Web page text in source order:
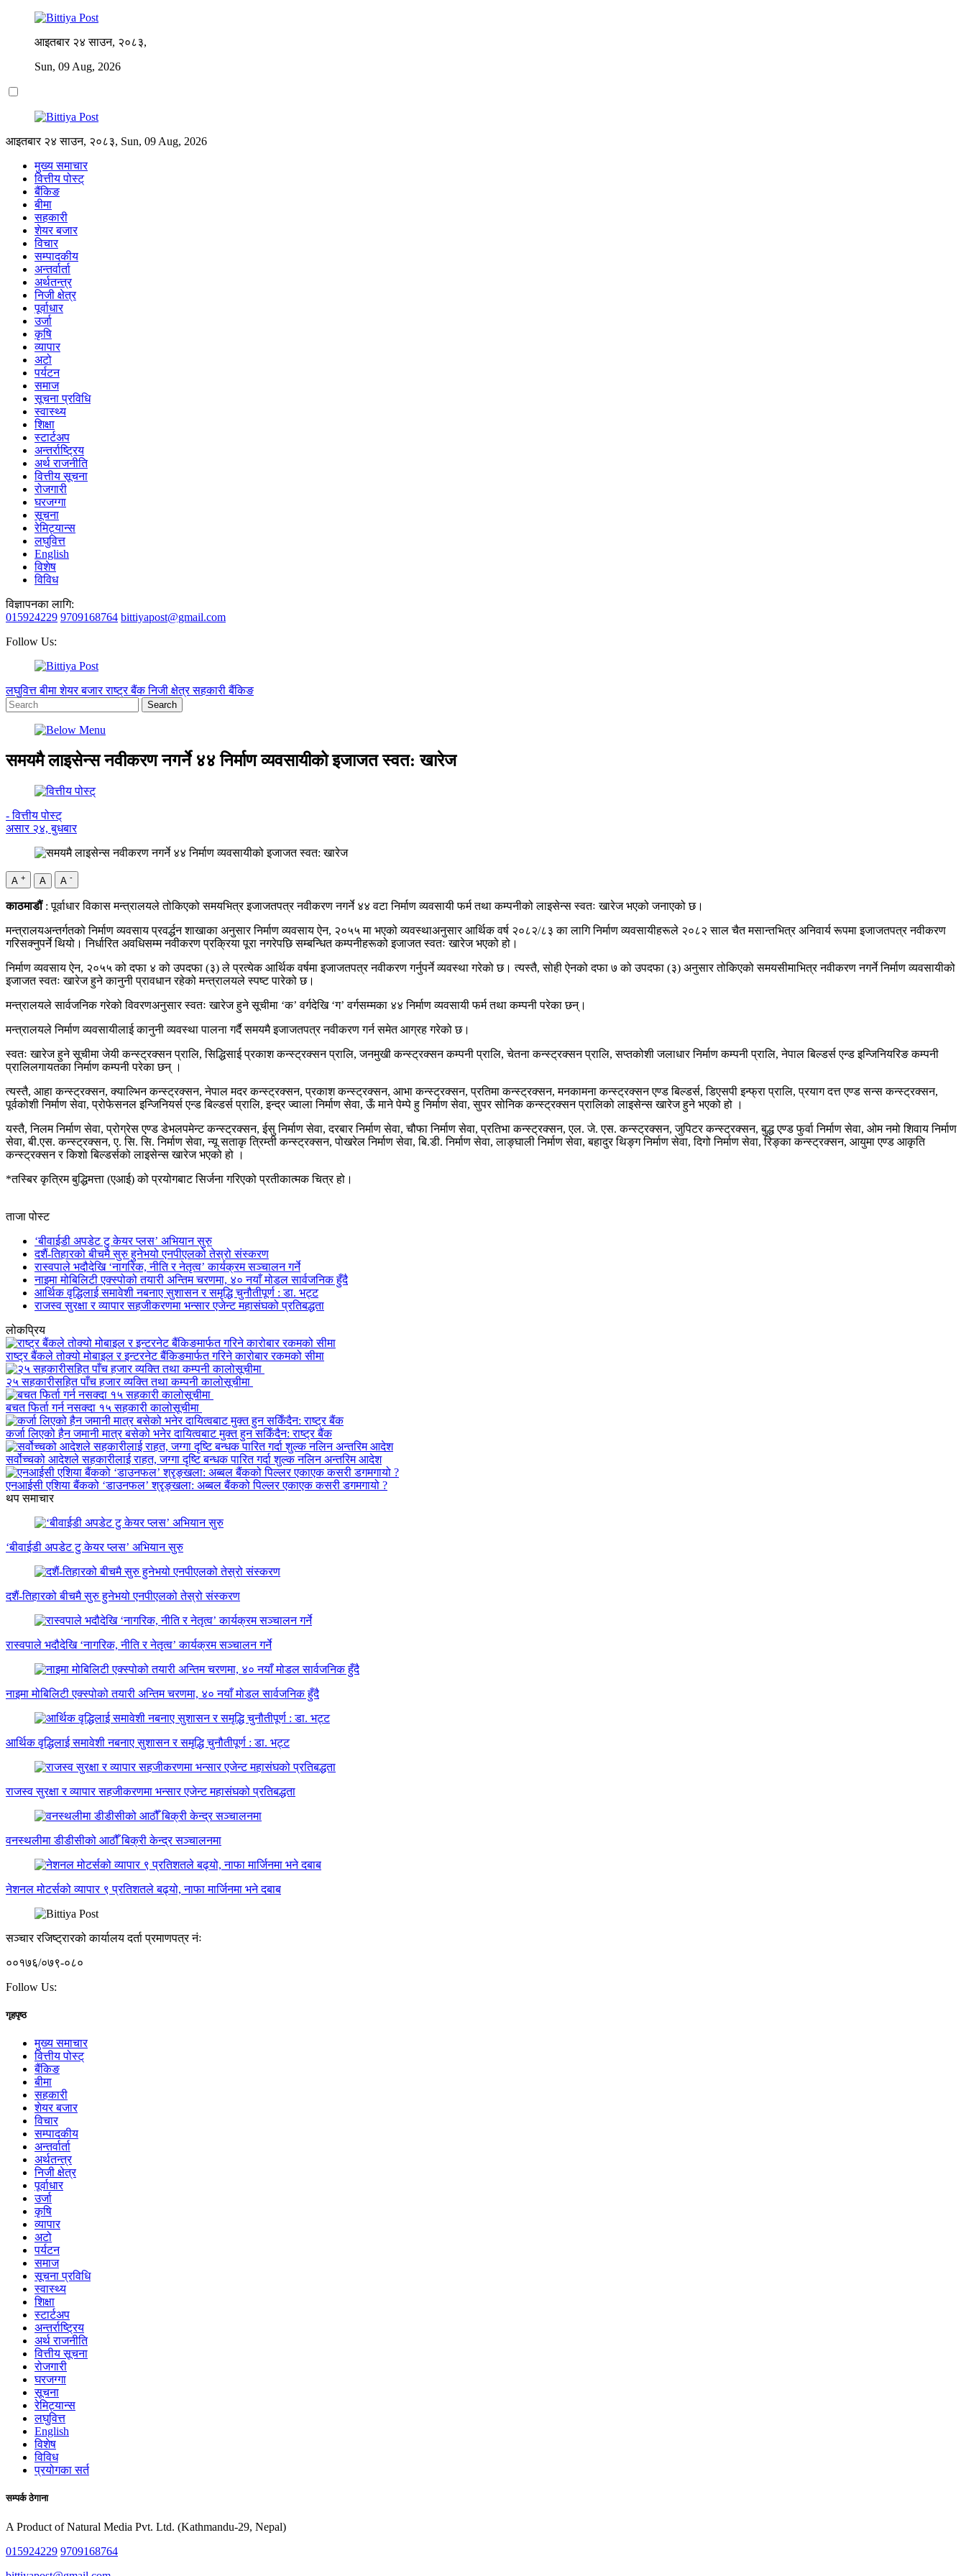
आइतबार २४ साउन, २०८३,
Sun, 09 Aug, 2026
आइतबार २४ साउन, २०८३, Sun, 09 Aug, 2026
मुख्य समाचार
वित्तीय पोस्ट्
बैंकिङ
बीमा
सहकारी
शेयर बजार
विचार
सम्पादकीय
अन्तर्वार्ता
अर्थतन्त्र
निजी क्षेत्र
पूर्वाधार
उर्जा
कृषि
व्यापार
अटो
पर्यटन
समाज
सूचना प्रविधि
स्वास्थ्य
शिक्षा
स्टार्टअप
अन्तर्राष्ट्रिय
अर्थ राजनीति
वित्तीय सूचना
रोजगारी
घरजग्गा
सूचना
रेमिट्यान्स
लघुवित्त
English
विशेष
विविध
विज्ञापनका लागि:
015924229 9709168764 bittiyapost@gmail.com
Follow Us:
लघुवित्तबीमाशेयर बजारराष्ट्र बैंकनिजी क्षेत्रसहकारीबैंकिङ
समयमै लाइसेन्स नवीकरण नगर्ने ४४ निर्माण व्यवसायीको इजाजत स्वत: खारेज
- वित्तीय पोस्ट्
असार २४, बुधबार
A + A A -
काठमाडौं: पूर्वाधार विकास मन्त्रालयले तोकिएको समयभित्र इजाजतपत्र नवीकरण नगर्ने ४४ वटा निर्माण व्यवसायी फर्म तथा कम्पनीको लाइसेन्स स्वतः खारेज भएको जनाएको छ।
मन्त्रालयअन्तर्गतको निर्माण व्यवसाय प्रवर्द्धन शाखाका अनुसार निर्माण व्यवसाय ऐन, २०५५ मा भएको व्यवस्थाअनुसार आर्थिक वर्ष २०८२/८३ का लागि निर्माण व्यवसायीहरूले २०८२ साल चैत मसान्तभित्र अनिवार्य रूपमा इजाजतपत्र नवीकरण
गरिसक्नुपर्ने थियो। निर्धारित अवधिसम्म नवीकरण प्रक्रिया पूरा नगरेपछि सम्बन्धित कम्पनीहरूको इजाजत स्वतः खारेज भएको हो।
निर्माण व्यवसाय ऐन, २०५५ को दफा ४ को उपदफा (३) ले प्रत्येक आर्थिक वर्षमा इजाजतपत्र नवीकरण गर्नुपर्ने व्यवस्था गरेको छ। त्यस्तै, सोही ऐनको दफा ७ को उपदफा (३) अनुसार तोकिएको समयसीमाभित्र नवीकरण नगर्ने निर्माण व्यवसायीको
इजाजत स्वतः खारेज हुने कानुनी प्रावधान रहेको मन्त्रालयले स्पष्ट पारेको छ।
मन्त्रालयले सार्वजनिक गरेको विवरणअनुसार स्वतः खारेज हुने सूचीमा ‘क’ वर्गदेखि ‘ग’ वर्गसम्मका ४४ निर्माण व्यवसायी फर्म तथा कम्पनी परेका छन्।
मन्त्रालयले निर्माण व्यवसायीलाई कानुनी व्यवस्था पालना गर्दै समयमै इजाजतपत्र नवीकरण गर्न समेत आग्रह गरेको छ।
स्वतः खारेज हुने सूचीमा जेयी कन्स्ट्रक्सन प्रालि, सिद्धिसाई प्रकाश कन्स्ट्रक्सन प्रालि, जनमुखी कन्स्ट्रक्सन कम्पनी प्रालि, चेतना कन्स्ट्रक्सन प्रालि, सप्तकोशी जलाधार निर्माण कम्पनी प्रालि, नेपाल बिल्डर्स एन्ड इन्जिनियरिङ कम्पनी
प्रालिलगायतका निर्माण कम्पनी परेका छन् ।
त्यस्तै, आहा कन्स्ट्रक्सन, क्याल्भिन कन्स्ट्रक्सन, नेपाल मदर कन्स्ट्रक्सन, प्रकाश कन्स्ट्रक्सन, आभा कन्स्ट्रक्सन, प्रतिमा कन्स्ट्रक्सन, मनकामना कन्स्ट्रक्सन एण्ड बिल्डर्स, डिएसपी इन्फ्रा प्रालि, प्रयाग दत्त एण्ड सन्स कन्स्ट्रक्सन,
पूर्वकोशी निर्माण सेवा, प्रोफेसनल इन्जिनियर्स एन्ड बिल्डर्स प्रालि, इन्द्र ज्वाला निर्माण सेवा, ऊँ माने पेम्पे हु निर्माण सेवा, सुपर सोनिक कन्स्ट्रक्सन प्रालिको लाइसेन्स खारेज हुने भएको हो ।
यस्तै, निलम निर्माण सेवा, प्रोग्रेस एण्ड डेभलपमेन्ट कन्स्ट्रक्सन, ईसु निर्माण सेवा, दरबार निर्माण सेवा, चौफा निर्माण सेवा, प्रतिभा कन्स्ट्रक्सन, एल. जे. एस. कन्स्ट्रक्सन, जुपिटर कन्स्ट्रक्सन, बुद्ध एण्ड फुर्वा निर्माण सेवा, ओम नमो शिवाय निर्माण
सेवा, बी.एस. कन्स्ट्रक्सन, ए. सि. सि. निर्माण सेवा, न्यू सताकृ त्रिम्ती कन्स्ट्रक्सन, पोखरेल निर्माण सेवा, बि.डी. निर्माण सेवा, लाङ्घाली निर्माण सेवा, बहादुर थिङ्ग निर्माण सेवा, दिगो निर्माण सेवा, रिङ्का कन्स्ट्रक्सन, आयुमा एण्ड आकृति
कन्स्ट्रक्सन र किशो बिल्डर्सको लाइसेन्स खारेज भएको हो ।
*तस्बिर कृत्रिम बुद्धिमत्ता (एआई) को प्रयोगबाट सिर्जना गरिएको प्रतीकात्मक चित्र हो।
ताजा पोस्ट
‘बीवाईडी अपडेट टु केयर प्लस’ अभियान सुरु
दशैं-तिहारको बीचमै सुरु हुनेभयो एनपीएलको तेस्रो संस्करण
रास्वपाले भदौदेखि ‘नागरिक, नीति र नेतृत्व’ कार्यक्रम सञ्चालन गर्ने
नाइमा मोबिलिटी एक्स्पोको तयारी अन्तिम चरणमा, ४० नयाँ मोडल सार्वजनिक हुँदै
आर्थिक वृद्धिलाई समावेशी नबनाए सुशासन र समृद्धि चुनौतीपूर्ण : डा. भट्ट
राजस्व सुरक्षा र व्यापार सहजीकरणमा भन्सार एजेन्ट महासंघको प्रतिबद्धता
लोकप्रिय
राष्ट्र बैंकले तोक्यो मोबाइल र इन्टरनेट बैंकिङमार्फत गरिने कारोबार रकमको सीमा
२५ सहकारीसहित पाँच हजार व्यक्ति तथा कम्पनी कालोसूचीमा
बचत फिर्ता गर्न नसक्दा १५ सहकारी कालोसूचीमा
कर्जा लिएको हैन जमानी मात्र बसेको भनेर दायित्वबाट मुक्त हुन सकिँदैन: राष्ट्र बैंक
सर्वोच्चको आदेशले सहकारीलाई राहत, जग्गा दृष्टि बन्धक पारित गर्दा शुल्क नलिन अन्तरिम आदेश
एनआईसी एशिया बैंकको ‘डाउनफल’ श्रृङ्खला: अब्बल बैंकको पिल्लर एकाएक कसरी डगमगायो ?
थप समाचार
‘बीवाईडी अपडेट टु केयर प्लस’ अभियान सुरु
दशैं-तिहारको बीचमै सुरु हुनेभयो एनपीएलको तेस्रो संस्करण
रास्वपाले भदौदेखि ‘नागरिक, नीति र नेतृत्व’ कार्यक्रम सञ्चालन गर्ने
नाइमा मोबिलिटी एक्स्पोको तयारी अन्तिम चरणमा, ४० नयाँ मोडल सार्वजनिक हुँदै
आर्थिक वृद्धिलाई समावेशी नबनाए सुशासन र समृद्धि चुनौतीपूर्ण : डा. भट्ट
राजस्व सुरक्षा र व्यापार सहजीकरणमा भन्सार एजेन्ट महासंघको प्रतिबद्धता
वनस्थलीमा डीडीसीको आठौँ बिक्री केन्द्र सञ्चालनमा
नेशनल मोटर्सको व्यापार ९ प्रतिशतले बढ्यो, नाफा मार्जिनमा भने दबाब
सञ्चार रजिष्ट्रारको कार्यालय दर्ता प्रमाणपत्र नंः
००१७६/०७९-०८०
Follow Us:
गृहपृष्ठ
मुख्य समाचार
वित्तीय पोस्ट्
बैंकिङ
बीमा
सहकारी
शेयर बजार
विचार
सम्पादकीय
अन्तर्वार्ता
अर्थतन्त्र
निजी क्षेत्र
पूर्वाधार
उर्जा
कृषि
व्यापार
अटो
पर्यटन
समाज
सूचना प्रविधि
स्वास्थ्य
शिक्षा
स्टार्टअप
अन्तर्राष्ट्रिय
अर्थ राजनीति
वित्तीय सूचना
रोजगारी
घरजग्गा
सूचना
रेमिट्यान्स
लघुवित्त
English
विशेष
विविध
प्रयोगका सर्त
सम्पर्क ठेगाना
A Product of Natural Media Pvt. Ltd. (Kathmandu-29, Nepal)
015924229 9709168764